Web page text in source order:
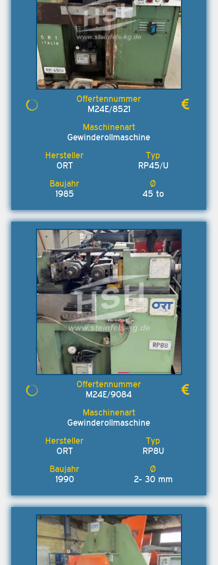
M24E/8521
Gewinderollmaschine
ORT RP45/U
1985 45 to
M24E/9084
Gewinderollmaschine
ORT RP8U
1990 2- 30 mm